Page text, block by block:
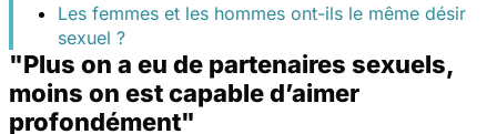
Les femmes et les hommes ont-ils le même désir
sexuel ?
"Plus on a eu de partenaires sexuels,
moins on est capable d’aimer
profondément"